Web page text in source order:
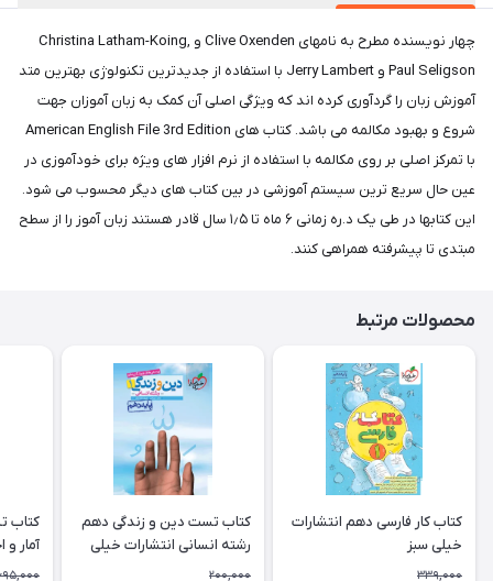
چهار نویسنده مطرح به نامهای Clive Oxenden و Christina Latham-Koing,
Paul Seligson و Jerry Lambert با استفاده از جدیدترین تکنولوژی بهترین متد
آموزش زبان را گردآوری کرده اند که ویژگی اصلی آن کمک به زبان آموزان جهت
شروع و بهبود مکالمه می باشد. کتاب های American English File 3rd Edition
با تمرکز اصلی بر روی مکالمه با استفاده از نرم افزار های ویژه برای خودآموزی در
عین حال سریع ترین سیستم آموزشی در بین کتاب های دیگر محسوب می شود.
این کتابها در طی یک د.ره زمانی ۶ ماه تا ۱٫۵ سال قادر هستند زبان آموز را از سطح
مبتدی تا پیشرفته همراهی کنند.
محصولات مرتبط
کتاب کار فارسی دهم انتشارات
خیلی سبز
339,000
کتاب تست دین و زندگی دهم
رشته انسانی انتشارات خیلی
200,000
کتاب
آمار و